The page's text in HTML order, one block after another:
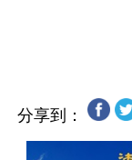
分享到：